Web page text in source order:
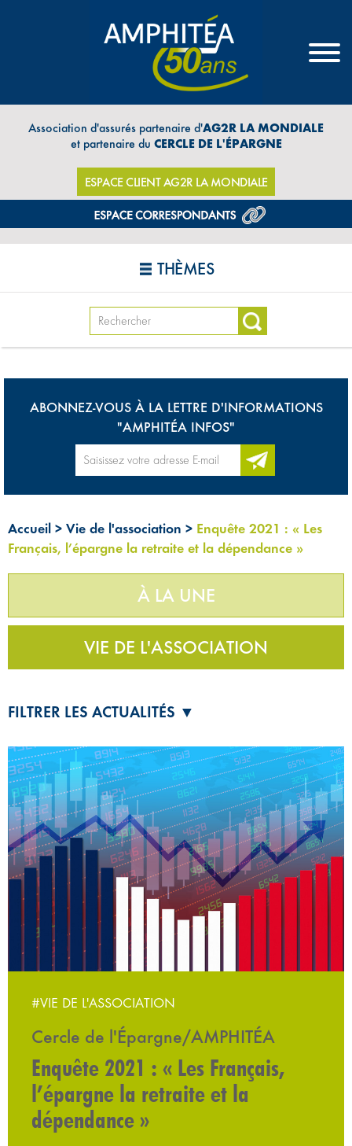
Association d'assurés partenaire d'AG2R LA MONDIALE
et partenaire du CERCLE DE L'ÉPARGNE
ESPACE CLIENT AG2R LA MONDIALE
THÈMES
ABONNEZ-VOUS À LA LETTRE D'INFORMATIONS
"AMPHITÉA INFOS"
Accueil > Vie de l'association > Enquête 2021 : « Les
Français, l’épargne la retraite et la dépendance »
À LA UNE
VIE DE L'ASSOCIATION
FILTRER LES ACTUALITÉS ▼
#VIE DE L'ASSOCIATION
Cercle de l'Épargne/AMPHITÉA
Enquête 2021 : « Les Français,
l’épargne la retraite et la
dépendance »